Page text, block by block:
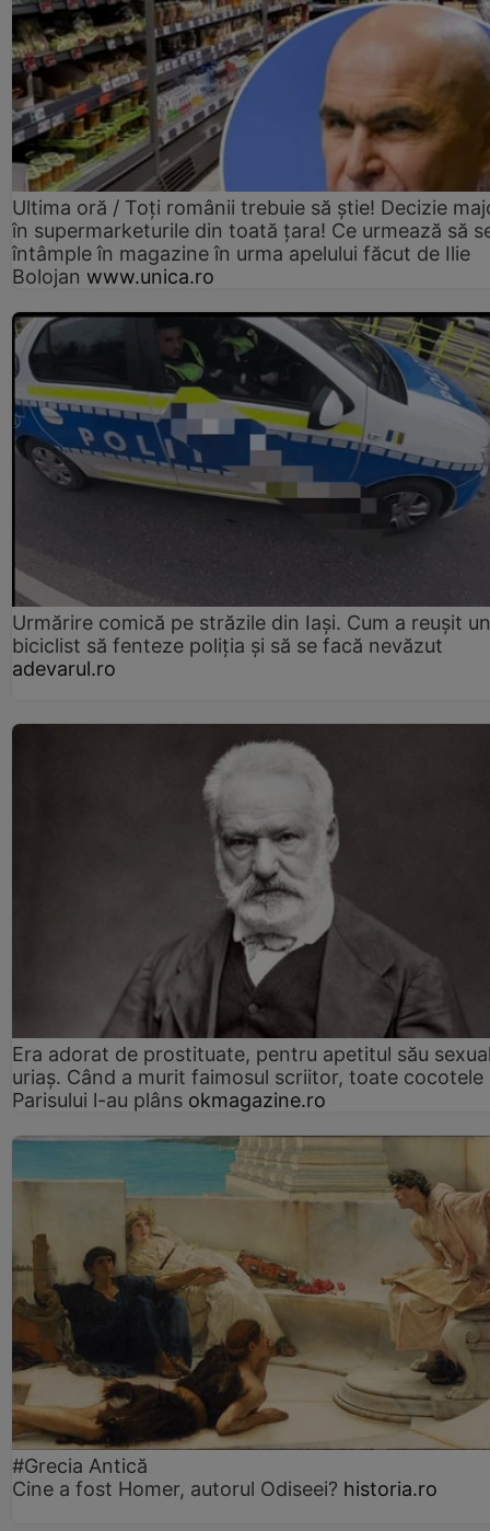
Ultima oră / Toți românii trebuie să știe! Decizie
în supermarketurile din toată țara! Ce urmează să
întâmple în magazine în urma apelului făcut de Ilie
Bolojan www.unica.ro
Urmărire comică pe străzile din Iași. Cum a reușit un
biciclist să fenteze poliția și să se facă nevăzut
adevarul.ro
Era adorat de prostituate, pentru apetitul său
uriaș. Când a murit faimosul scriitor, toate cocotele
Parisului l-au plâns okmagazine.ro
#Grecia Antică
Cine a fost Homer, autorul Odiseei? historia.ro